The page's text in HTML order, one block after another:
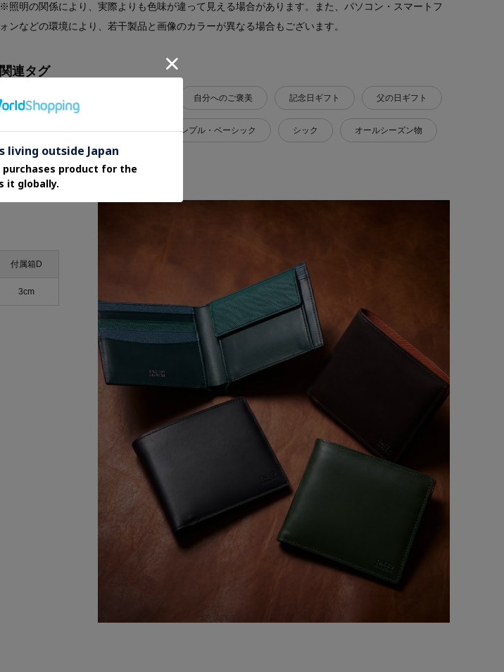
※照明の関係により、実際よりも色味が違って見える場合があります。また、パソコン・スマートフ
ォンなどの環境により、若干製品と画像のカラーが異なる場合もございます。
関連タグ
通勤＆オフィス 自分へのご褒美 記念日ギフト 父の日ギフト
新生活ギフト 就職活動 シンプル・ベーシック シック オールシーズン物
付属箱D
3cm